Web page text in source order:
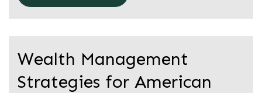
Wealth Management
Strategies for American